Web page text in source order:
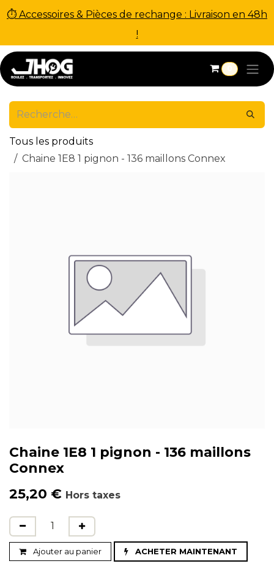
⏱ Accessoires & Pièces de rechange : Livraison en 48h
!
Se rendre au contenu
0
Tous les produits
Chaine 1E8 1 pignon - 136 maillons Connex
Chaine 1E8 1 pignon - 136 maillons
Connex
25,20 € Hors taxes
Ajouter au panier ACHETER MAINTENANT